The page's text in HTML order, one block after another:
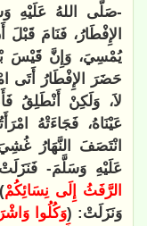
-صَلَّى اللهُ عَلَيْهِ
الإِفْطَارُ، فَنَامَ
يُمْسِيَ، وَإِنَّ قَيْسَ
حَضَرَ الإِفْطَارُ أَتَى
لاَ، وَلَكِنْ أَنْطَلِقُ
عَيْنَاهُ، فَجَاءَتْهُ
انْتَصَفَ النَّهَارُ
عَلَيْهِ وَسَلَّمَ-
الرَّفَثُ إِلَى نِسَائِكُمْ)
وَنَزَلَتْ: (وَكُلُوا